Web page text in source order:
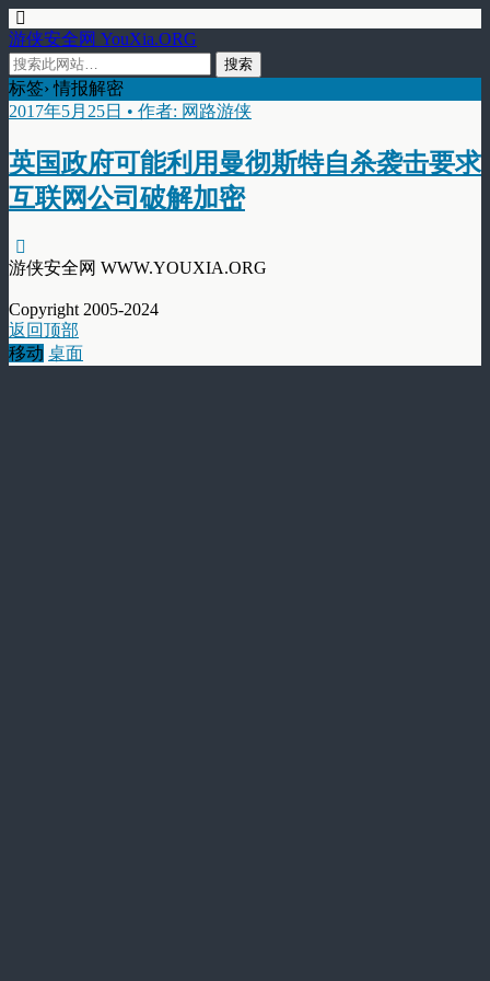
游侠安全网 YouXia.ORG
标签› 情报解密
2017年5月25日 • 作者: 网路游侠
英国政府可能利用曼彻斯特自杀袭击要求
互联网公司破解加密
游侠安全网 WWW.YOUXIA.ORG
Copyright 2005-2024
返回顶部
移动 桌面